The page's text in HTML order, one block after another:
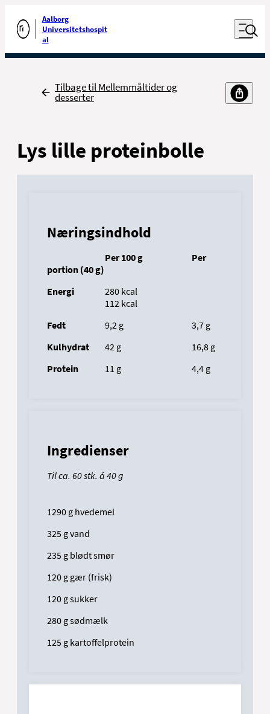
Gå til forsiden
Aalborg
Universitetshospit
al
Åben
Udfør søgning
Tilbage
Tilbage til Mellemmåltider og
desserter
Lys lille proteinbolle
Næringsindhold
Per 100 g
Per
portion (40 g)
Energi
			280
kcal
				112
kcal
Fedt
			9,2
g
					3,7
g
Kulhydrat
		42
g
					16,8
g
Protein
		11
g
					4,4
g
Ingredienser
Til ca. 60 stk. á 40 g
1290 g hvedemel
325 g vand
235 g blødt smør
120 g gær (frisk)
120 g sukker
280 g sødmælk
125 g kartoffelprotein